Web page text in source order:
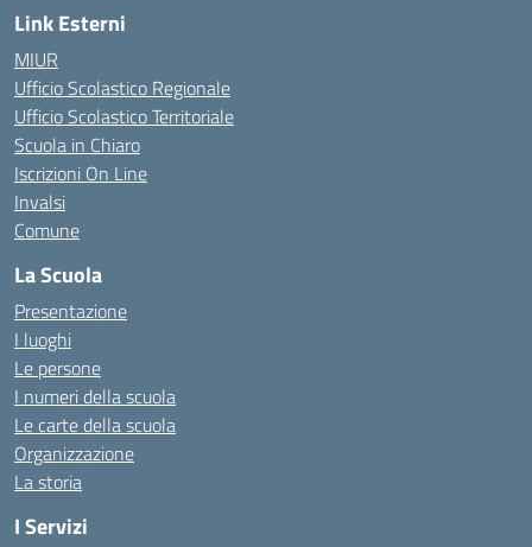
Link Esterni
MIUR
Ufficio Scolastico Regionale
Ufficio Scolastico Territoriale
Scuola in Chiaro
Iscrizioni On Line
Invalsi
Comune
La Scuola
Presentazione
I luoghi
Le persone
I numeri della scuola
Le carte della scuola
Organizzazione
La storia
I Servizi